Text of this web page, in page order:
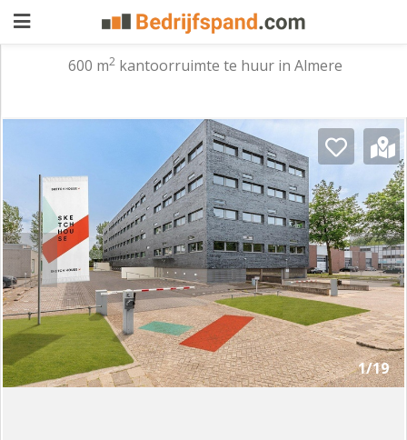
zoeken
Waarom
adverteren
Premium
adverteren
Blog
Registreren
Login
600 m2 kantoorruimte te huur in Almere
1/19